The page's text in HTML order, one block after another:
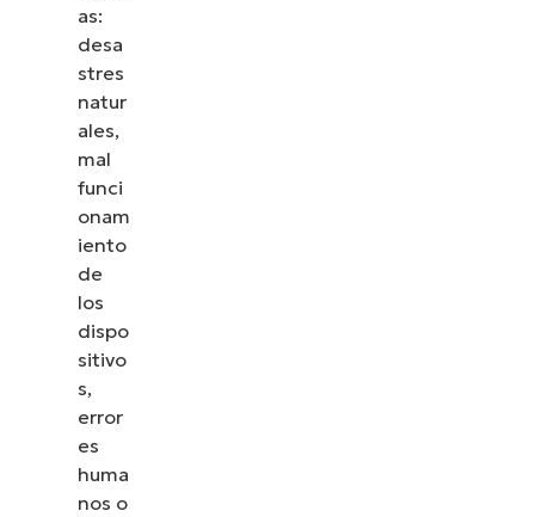
as:
desa
stres
natur
ales,
mal
funci
onam
iento
de
los
dispo
sitivo
s,
error
es
huma
nos o